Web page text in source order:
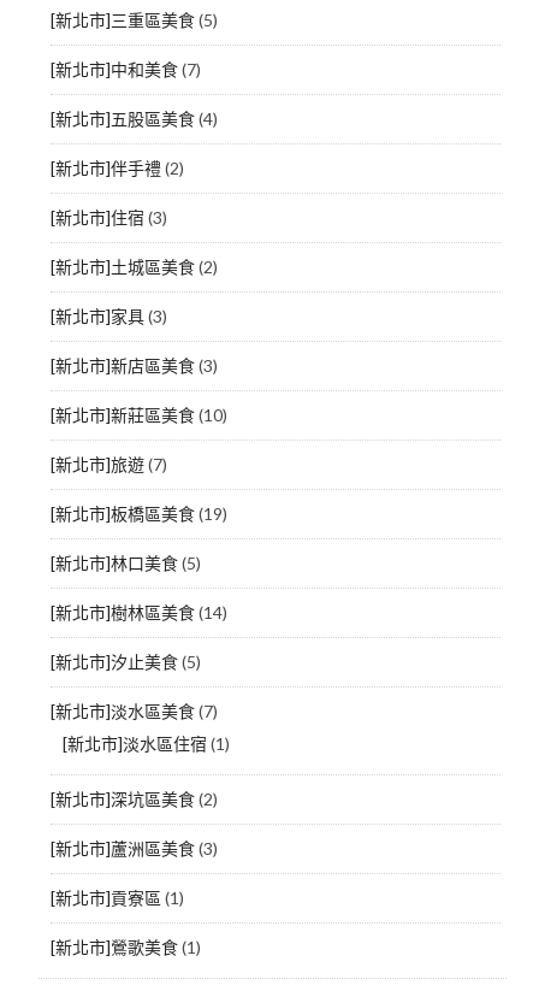
[新北市]三重區美食(5)
[新北市]中和美食(7)
[新北市]五股區美食(4)
[新北市]伴手禮(2)
[新北市]住宿 (3)
[新北市]土城區美食(2)
[新北市]家具(3)
[新北市]新店區美食(3)
[新北市]新莊區美食(10)
[新北市]旅遊(7)
[新北市]板橋區美食(19)
[新北市]林口美食(5)
[新北市]樹林區美食(14)
[新北市]汐止美食(5)
[新北市]淡水區美食(7)
[新北市]淡水區住宿 (1)
[新北市]深坑區美食(2)
[新北市]蘆洲區美食(3)
[新北市]貢寮區 (1)
[新北市]鶯歌美食(1)